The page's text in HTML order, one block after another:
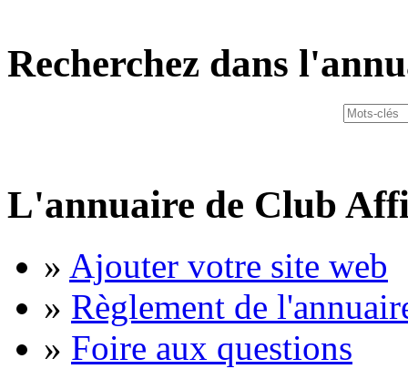
Recherchez dans
L'annuaire de Club
» Ajouter votre site web
» Règlement de
» Foire aux questions